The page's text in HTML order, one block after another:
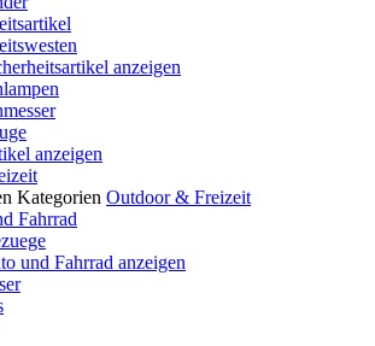
anzeigen
anzeigen
Kategorien Outdoor & Freizeit
Fahrrad
und Fahrrad anzeigen